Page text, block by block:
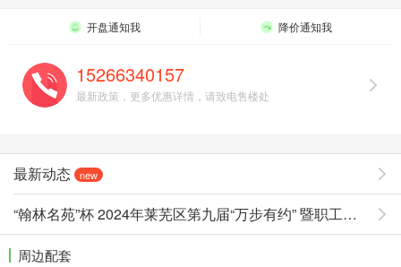
开盘通知我 降价通知我
15266340157
最新政策，更多优惠详情，请致电售楼处
最新动态 new
“翰林名苑”杯 2024年莱芜区第九届“万步有约” 暨职工运动会
周边配套